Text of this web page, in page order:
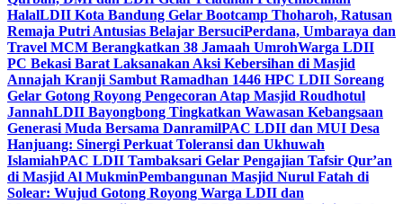
HalalLDII Kota Bandung Gelar Bootcamp Thoharoh, Ratusan
Remaja Putri Antusias Belajar BersuciPerdana, Umbaraya dan
Travel MCM Berangkatkan 38 Jamaah UmrohWarga LDII
PC Bekasi Barat Laksanakan Aksi Kebersihan di Masjid
Annajah Kranji Sambut Ramadhan 1446 HPC LDII Soreang
Gelar Gotong Royong Pengecoran Atap Masjid Roudhotul
JannahLDII Bayongbong Tingkatkan Wawasan Kebangsaan
Generasi Muda Bersama DanramilPAC LDII dan MUI Desa
Hanjuang: Sinergi Perkuat Toleransi dan Ukhuwah
IslamiahPAC LDII Tambaksari Gelar Pengajian Tafsir Qur’an
di Masjid Al MukminPembangunan Masjid Nurul Fatah di
Solear: Wujud Gotong Royong Warga LDII dan